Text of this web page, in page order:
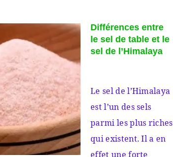
Différences entre
le sel de table et le
sel de l’Himalaya
Le sel de l’Himalaya
est l’un des sels
parmi les plus riches
qui existent. Il a en
effet une forte